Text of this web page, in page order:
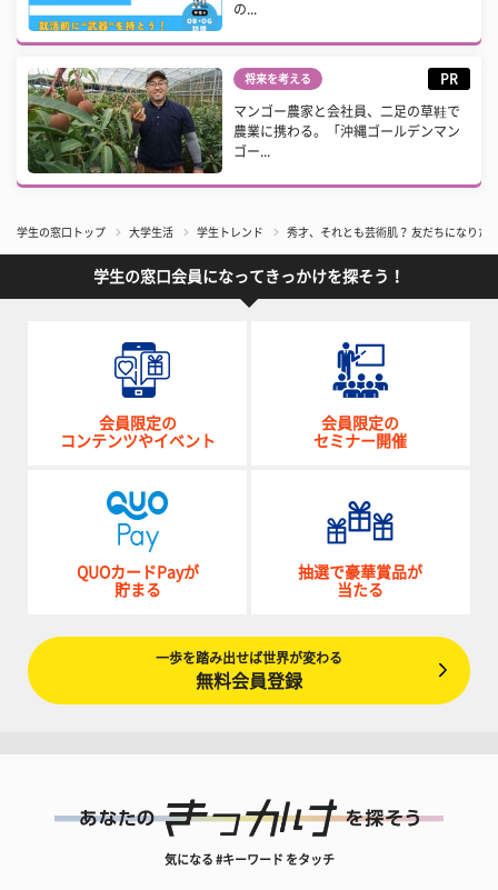
の...
将来を考える PR
マンゴー農家と会社員、二足の草鞋で
農業に携わる。「沖縄ゴールデンマン
ゴー...
学生の窓口トップ 大学生活 学生トレンド 秀才、それとも芸術肌？ 友だちになりた
学生の窓口会員になってきっかけを探そう！
会員限定の
コンテンツやイベント
会員限定の
セミナー開催
QUOカードPayが
貯まる
抽選で豪華賞品が
当たる
一歩を踏み出せば世界が変わる
無料会員登録
気になる #キーワード をタッチ